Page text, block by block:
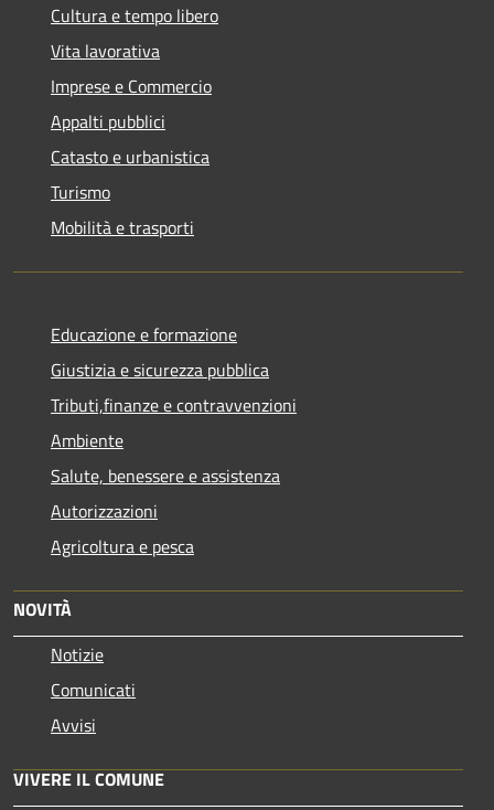
Cultura e tempo libero
Vita lavorativa
Imprese e Commercio
Appalti pubblici
Catasto e urbanistica
Turismo
Mobilità e trasporti
Educazione e formazione
Giustizia e sicurezza pubblica
Tributi,finanze e contravvenzioni
Ambiente
Salute, benessere e assistenza
Autorizzazioni
Agricoltura e pesca
NOVITÀ
Notizie
Comunicati
Avvisi
VIVERE IL COMUNE